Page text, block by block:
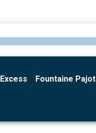
Excess Fountaine Pajot